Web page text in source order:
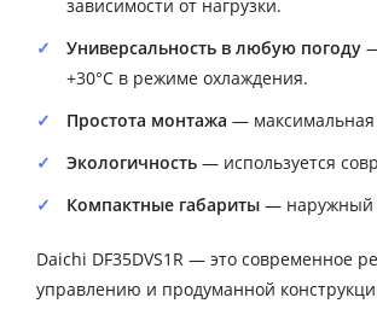
зависимости от нагрузки.
Универсальность в любую погоду
+30°C в режиме охлаждения.
Простота монтажа — максимальная
Экологичность — используется
Компактные габариты — наружный
Daichi DF35DVS1R — это современное
управлению и продуманной